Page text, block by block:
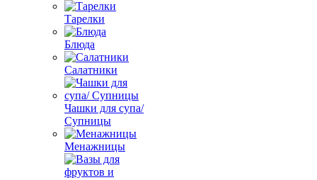
Тарелки
Блюда
Салатники
Чашки для супа/
Супницы
Менажницы